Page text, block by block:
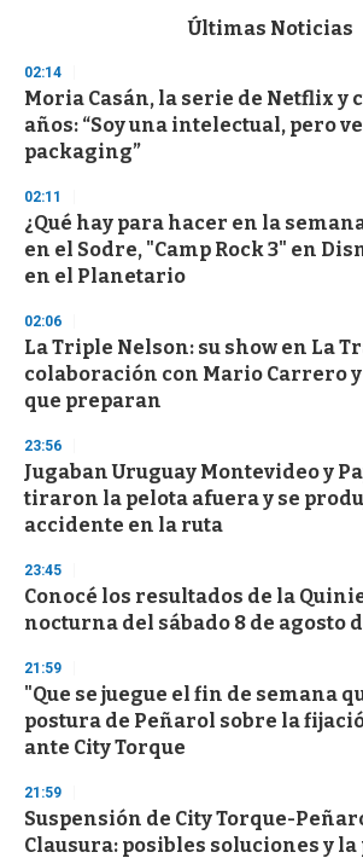
d
s
o
f
3
s
c
o
n
Últimas Noticias
02:14
Moria Casán, la serie de Netflix y
años: “Soy una intelectual, pero
packaging”
02:11
¿Qué hay para hacer en la
en el Sodre, "Camp Rock 3" en
en el Planetario
02:06
La Triple Nelson: su show en La
colaboración con Mario Carrero
que preparan
23:56
Jugaban Uruguay Montevideo y
tiraron la pelota afuera y se
accidente en la ruta
23:45
Conocé los resultados de la
nocturna del sábado 8 de agosto
21:59
"Que se juegue el fin de semana
postura de Peñarol sobre la
ante City Torque
21:59
Suspensión de City Torque-
Clausura: posibles soluciones y